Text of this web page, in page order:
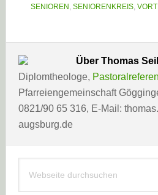
SENIOREN , SENIORENKREIS,
Über Thomas
Diplomtheologe,
Pfarreiengemeinschaft
0821/90 65 316, E-Mail:
augsburg.de
Haupt-
Sidebar
durchsuchen